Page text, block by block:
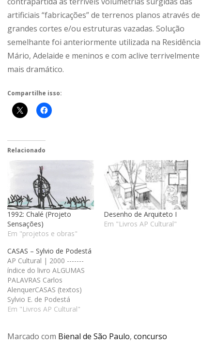
artificiais “fabricações” de terrenos planos através de
grandes cortes e/ou estruturas vazadas. Solução
semelhante foi anteriormente utilizada na Residência
Mário, Adelaide e meninos e com aclive terrivelmente
mais dramático.
Compartilhe isso:
Relacionado
1992: Chalé (Projeto
Sensações)
Em "projetos e obras"
Desenho de Arquiteto I
Em "Livros AP Cultural"
CASAS – Sylvio de Podestá
AP Cultural | 2000 -------
índice do livro ALGUMAS
PALAVRAS Carlos
AlenquerCASAS (textos)
Sylvio E. de Podestá
ALGUMAS CASAS 1: CASA
4: CASA ROGÉRIO FRANCO
Em "Livros AP Cultural"
Marcado com Bienal de São Paulo, concurso